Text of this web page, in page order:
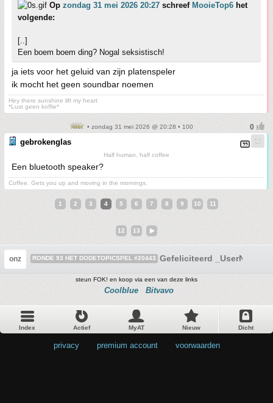
Op zondag 31 mei 2026 20:27 schreef MooieTop6 het
volgende:
[..]
Een boem boem ding? Nogal seksistisch!
ja iets voor het geluid van zijn platenspeler
ik mocht het geen soundbar noemen
Hey there sunshine lift my heart
*Lust geen koffie*
• zondag 31 mei 2026 @ 20:28 • 100
gebrokenglas
Half human, half coffee
Een bluetooth speaker?
Coffee. Gets you up and moving in the mornings.
1 2 3 4 5 6 7 8 9 10 11
12 13
onz RONDE 93 HET DODETOPICSPEL #20443 Gefeliciteerd _UserName_
steun FOK! en koop via een van deze links
Coolblue Bitvavo
Index Actief MyAT Nieuw Dicht
privacy premium account voorwaarden